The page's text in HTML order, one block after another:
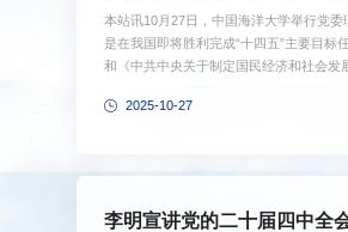
本站讯10月27日，中国海洋大学举行党
是在我国即将胜利完成“十四五”主要目
和《中共中央关于制定国民经济和社会发
带领全党全国各族人民...
2025-10-27
李明宣讲党的二十届四中全